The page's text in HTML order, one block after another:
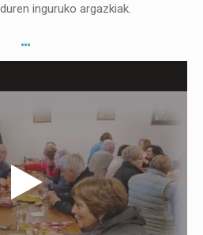
inguruko argazkiak.